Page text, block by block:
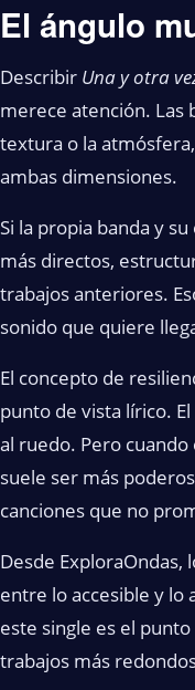
El ángulo
Describir Una y otra
merece atención. Las
textura o la
ambas dimensiones.
Si la propia banda y
más directos,
trabajos anteriores.
sonido que quiere
El concepto de
punto de vista lírico.
al ruedo. Pero
suele ser más
canciones que no
Desde
entre lo accesible y lo
este single es el
trabajos más